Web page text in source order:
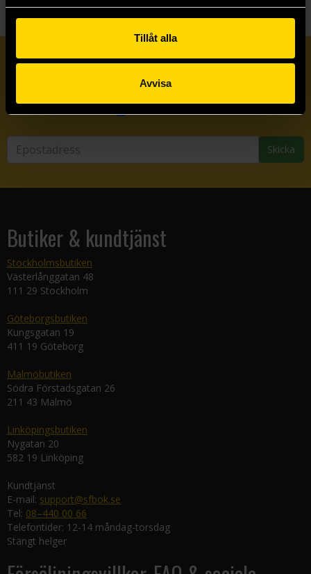
Tillåt alla
Avvisa
Prenumerera på vårt nyhetsbrev
Veckobrevet
Skicka
Butiker & kundtjänst
Stockholmsbutiken
Västerlånggatan 48
111 29 Stockholm
Göteborgsbutiken
Kungsgatan 19
411 19 Göteborg
Malmöbutiken
Södra Förstadsgatan 26
211 43 Malmö
Linköpingsbutiken
Nygatan 20
582 19 Linköping
Kundtjänst
E-mail: support@sfbok.se
Tel: 08–440 00 66
Telefontider: 12-14 måndag-torsdag
Stängt helger